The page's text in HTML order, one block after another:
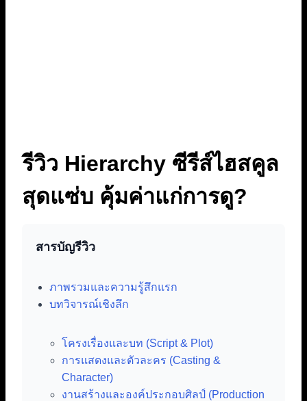
รีวิว Hierarchy ซีรีส์ไฮสคูล
สุดแซ่บ คุ้มค่าแก่การดู?
สารบัญรีวิว
ภาพรวมและความรู้สึกแรก
บทวิจารณ์เชิงลึก
โครงเรื่องและบท (Script & Plot)
การแสดงและตัวละคร (Casting &
Character)
งานสร้างและองค์ประกอบศิลป์ (Production